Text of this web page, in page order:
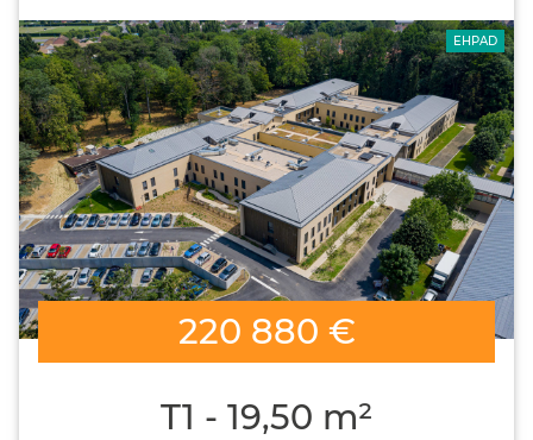
EHPAD
220 880 €
T1 - 19,50 m²